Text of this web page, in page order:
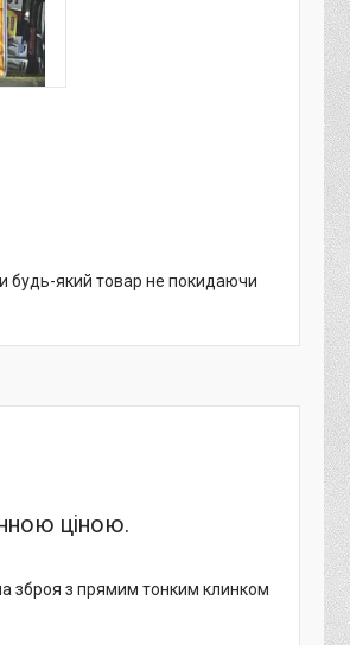
будь-який товар не покидаючи
ціною.
зброя з прямим тонким клинком